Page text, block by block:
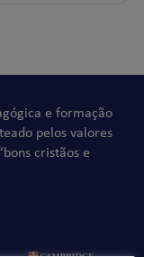
e formação
pelos valores
cristãos e